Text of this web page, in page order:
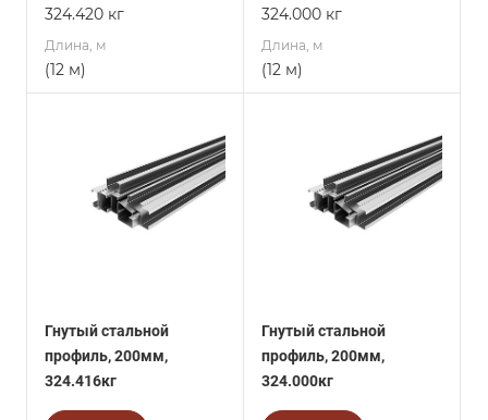
324.420 кг
Длина, м
(12 м)
324.000 кг
Длина, м
(12 м)
Гнутый стальной
профиль, 200мм,
324.416кг
Гнутый стальной
профиль, 200мм,
324.000кг